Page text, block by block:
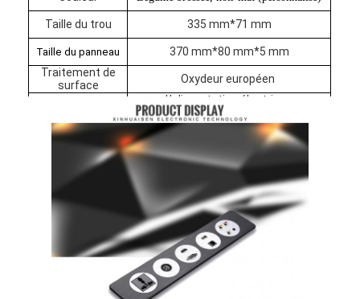
Contact
Parlez Maintenant.
Tableaux interactifs
Système de conférence
Ascenseur de moniteur LCD
Moniteur à défilement
Une prise de bureau pop-up
Taille du trou 335 mm*71 mm
Taille du panneau
370 mm*80 mm*5 mm
Traitement de
surface
Oxydeur européen
Configuration
L'alimentation électrique
universelle*1, Internet *1, téléphone
*1, HDMI*1, USB *1, VGA*1, 3.5
(personnalisé)